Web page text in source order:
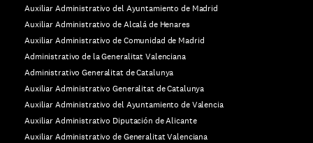
Auxiliar Administrativo del Ayuntamiento de Madrid
Auxiliar Administrativo de Alcalá de Henares
Auxiliar Administrativo de Comunidad de Madrid
Administrativo de la Generalitat Valenciana
Administrativo Generalitat de Catalunya
Auxiliar Administrativo Generalitat de Catalunya
Auxiliar Administrativo del Ayuntamiento de Valencia
Auxiliar Administrativo Diputación de Alicante
Auxiliar Administrativo de Generalitat Valenciana